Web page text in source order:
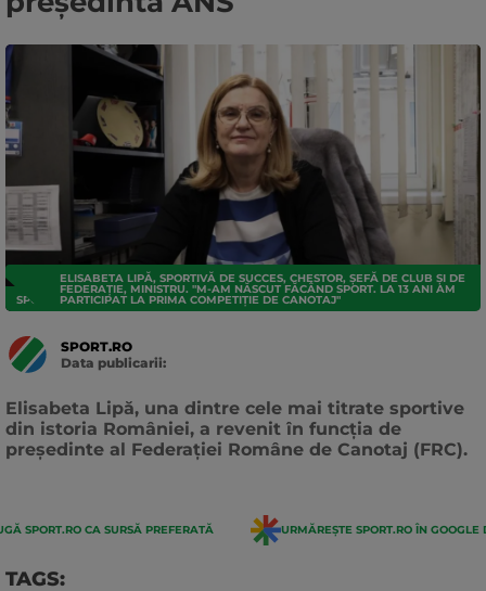
SPORTURI
ELISABETA LIPĂ, SPORTIVĂ DE SUCCES, CHESTOR, ȘEFĂ DE CLUB ȘI DE
FEDERAȚIE, MINISTRU. "M-AM NĂSCUT FĂCÂND SPORT. LA 13 ANI AM
PARTICIPAT LA PRIMA COMPETIȚIE DE CANOTAJ"
SPORT.RO
Data publicarii:
Elisabeta Lipă, una dintre cele mai titrate sportive
din istoria României, a revenit în funcția de
președinte al Federației Române de Canotaj (FRC).
SPORT.RO CA SURSĂ PREFERATĂ URMĂREȘTE SPORT.RO ÎN GOOGLE
TAGS: